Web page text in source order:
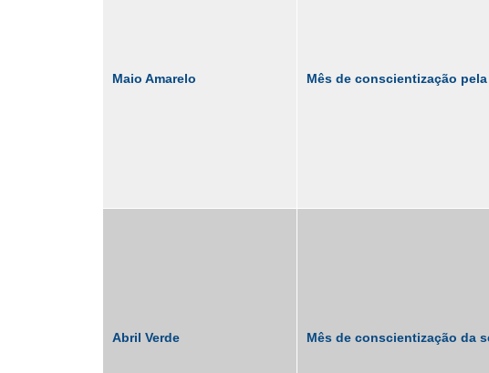
Maio Amarelo Mês de conscientização
Abril Verde Mês de conscientização da